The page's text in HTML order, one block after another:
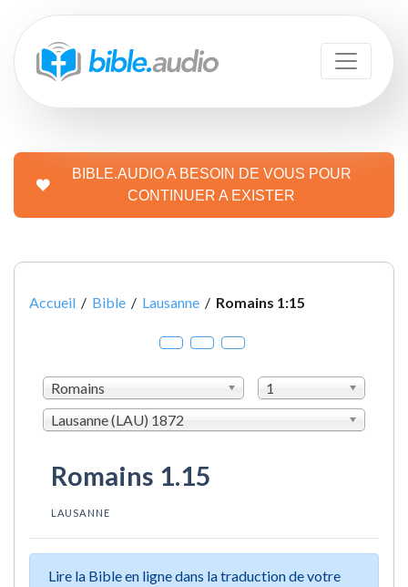
BIBLE.AUDIO A BESOIN DE VOUS POUR
CONTINUER A EXISTER
Accueil / Bible / Lausanne / Romains 1:15
Romains
1
Lausanne (LAU) 1872
Romains 1.15
LAUSANNE
Lire la Bible en ligne dans la traduction de votre